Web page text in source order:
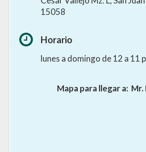
15058
Horario
lunes a domingo de 12 a 11
Mapa para llegar a: Mr.